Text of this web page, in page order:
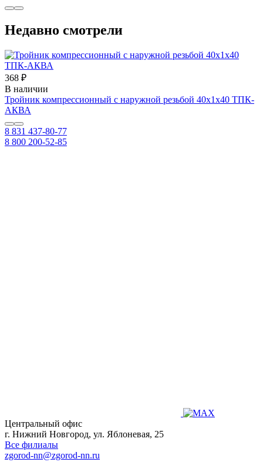
Недавно смотрели
368 ₽
В наличии
Тройник компрессионный с наружной резьбой 40х1х40 ТПК-
АКВА
8 831 437-80-77
8 800 200-52-85
Центральный офис
г. Нижний Новгород, ул. Яблоневая, 25
Все филиалы
zgorod-nn@zgorod-nn.ru